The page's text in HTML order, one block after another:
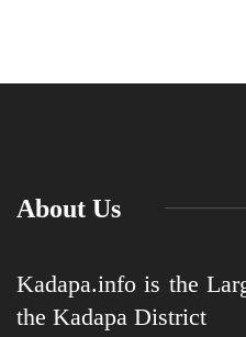
About Us
Kadapa.info is the
the Kadapa District